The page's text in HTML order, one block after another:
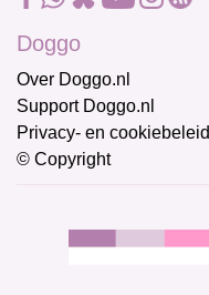
Doggo
Over Doggo.nl
Support Doggo.nl
Privacy- en cookiebeleid
© Copyright